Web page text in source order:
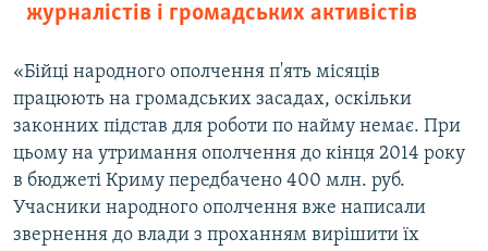
журналістів і громадських активістів
«Бійці народного ополчення п'ять місяців
працюють на громадських засадах, оскільки
законних підстав для роботи по найму немає. При
цьому на утримання ополчення до кінця 2014 року
в бюджеті Криму передбачено 400 млн. руб.
Учасники народного ополчення вже написали
звернення до влади з проханням вирішити їх